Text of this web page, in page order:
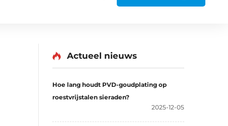
Actueel nieuws
Hoe lang houdt PVD-goudplating op
roestvrijstalen sieraden?
2025-12-05